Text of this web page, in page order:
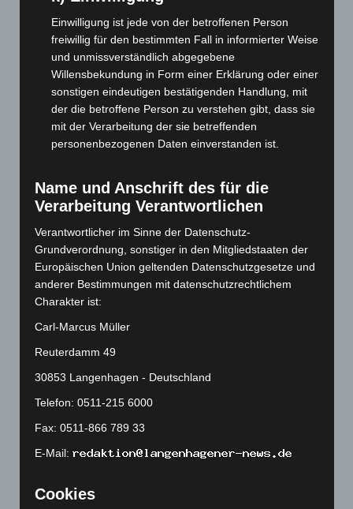
Juli 2025(90)
Juni 2025(103)
Mai 2025(112)
April 2025(88)
März 2025(111)
Februar 2025(96)
Dezember 2024 (89)
November 2024(94)
Oktober 2024(93)
September 2024(112)
August 2024(107)
Juli 2024(89)
Juni 2024(107)
Mai 2024(149)
April 2024(102)
März 2024(103)
Februar 2024(103)
Januar 2024 (111)
November 2023
Einwilligung ist jede von der betroffenen Person
freiwillig für den bestimmten Fall in informierter Weise
und unmissverständlich abgegebene
Willensbekundung in Form einer Erklärung oder einer
sonstigen eindeutigen bestätigenden Handlung, mit
der die betroffene Person zu verstehen gibt, dass sie
mit der Verarbeitung der sie betreffenden
personenbezogenen Daten einverstanden ist.
Name und Anschrift des für die
Verarbeitung Verantwortlichen
Verantwortlicher im Sinne der Datenschutz-
Grundverordnung, sonstiger in den Mitgliedstaaten der
Europäischen Union geltenden Datenschutzgesetze und
anderer Bestimmungen mit datenschutzrechtlichem
Charakter ist:
Carl-Marcus Müller
Reuterdamm 49
30853 Langenhagen - Deutschland
Telefon: 0511-215 6000
Fax: 0511-866 789 33
E-Mail:
Cookies